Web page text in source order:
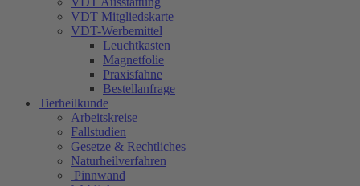
VDT Mitgliedskarte
VDT-Werbemittel
Leuchtkasten
Magnetfolie
Praxisfahne
Bestellanfrage
Tierheilkunde
Arbeitskreise
Fallstudien
Gesetze & Rechtliches
Naturheilverfahren
Pinnwand